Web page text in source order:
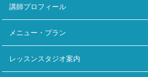
講師プロフィール
メニュー・プラン
レッスンスタジオ案内